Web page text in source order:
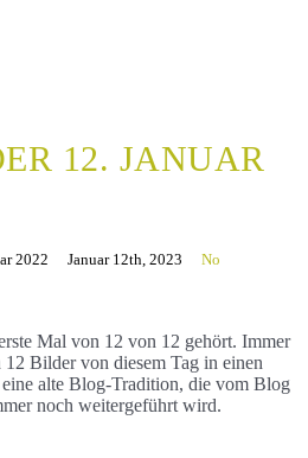
12. JANUAR
2022 Januar 12th, 2023
No
Mal von 12 von 12 gehört. Immer
Bilder von diesem Tag in einen
alte Blog-Tradition, die vom Blog
noch weitergeführt wird.